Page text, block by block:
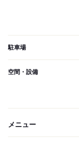
駐車場
空間・設備
メニュー